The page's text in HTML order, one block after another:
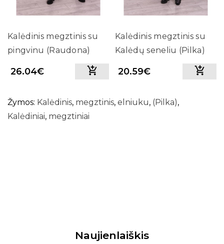
Kalėdinis megztinis su
pingvinu (Raudona)
26.04€
Kalėdinis megztinis su
Kalėdų seneliu (Pilka)
20.59€
Žymos: Kalėdinis, megztinis, elniuku, (Pilka),
Kalėdiniai, megztiniai
Naujienlaiškis